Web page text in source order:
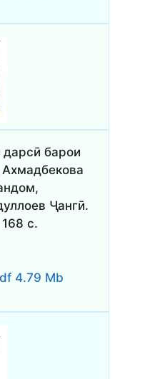
барои
Ҷангӣ.
с.
4.79 Mb